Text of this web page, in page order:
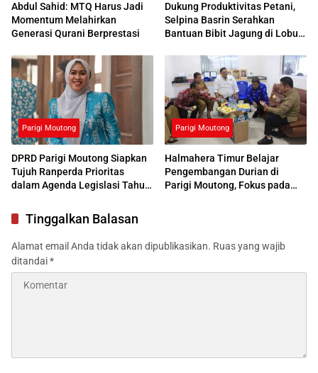
Abdul Sahid: MTQ Harus Jadi
Momentum Melahirkan
Generasi Qurani Berprestasi
Dukung Produktivitas Petani,
Selpina Basrin Serahkan
Bantuan Bibit Jagung di Lobu
Parigi Moutong
DPRD Parigi Moutong Siapkan
Tujuh Ranperda Prioritas
dalam Agenda Legislasi Tahun
Parigi Moutong
Halmahera Timur Belajar
Pengembangan Durian di
Parigi Moutong, Fokus pada
Tinggalkan Balasan
Alamat email Anda tidak akan dipublikasikan. Ruas yang wajib
ditandai*